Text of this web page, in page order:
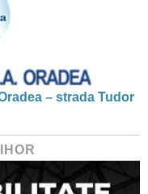
– strada Tudor